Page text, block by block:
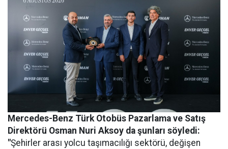
Mercedes-Benz Türk Otobüs Pazarlama ve Satış
Direktörü Osman Nuri Aksoy da şunları söyledi:
"Şehirler arası yolcu taşımacılığı sektörü, değişen